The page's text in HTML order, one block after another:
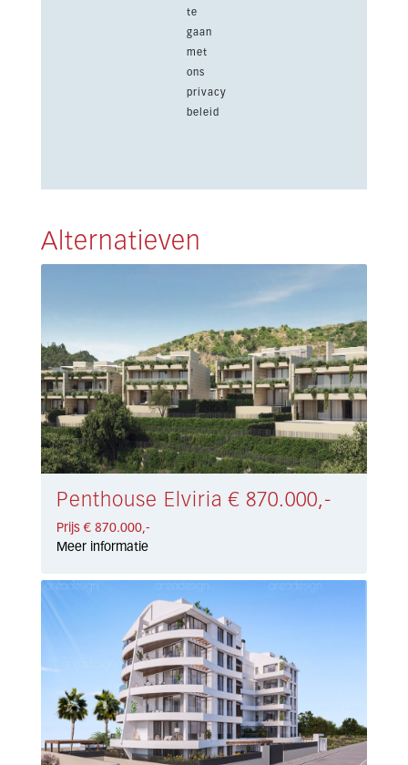
te
gaan
met
ons
privacy
beleid
Alternatieven
Penthouse Elviria € 870.000,-
Prijs € 870.000,-
Meer informatie